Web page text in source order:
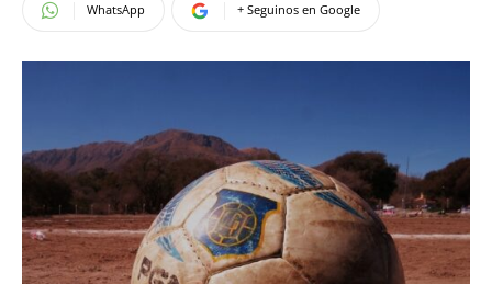
WhatsApp + Seguinos en Google